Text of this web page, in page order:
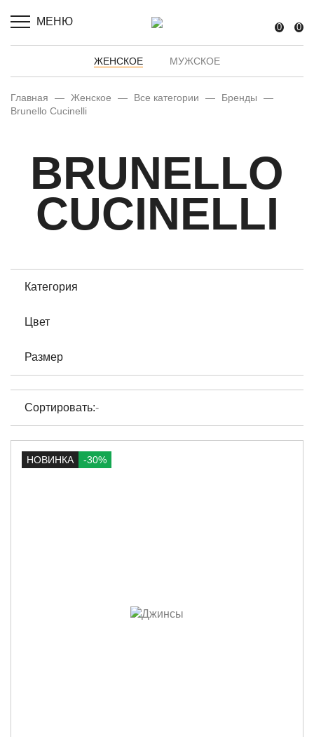
МЕНЮ 0 0
ЖЕНСКОЕ МУЖСКОЕ
Главная — Женское — Все категории — Бренды
—
Brunello Cucinelli
BRUNELLO
CUCINELLI
Категория
Цвет
Размер
Сортировать:-
НОВИНКА -30%